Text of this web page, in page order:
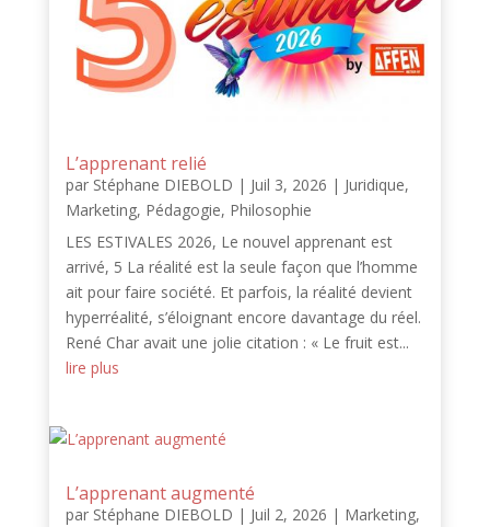
L’apprenant relié
par Stéphane DIEBOLD | Juil 3, 2026 | Juridique,
Marketing, Pédagogie, Philosophie
LES ESTIVALES 2026, Le nouvel apprenant est
arrivé, 5 La réalité est la seule façon que l’homme
ait pour faire société. Et parfois, la réalité devient
hyperréalité, s’éloignant encore davantage du réel.
René Char avait une jolie citation : « Le fruit est...
lire plus
L’apprenant augmenté
par Stéphane DIEBOLD | Juil 2, 2026 | Marketing,